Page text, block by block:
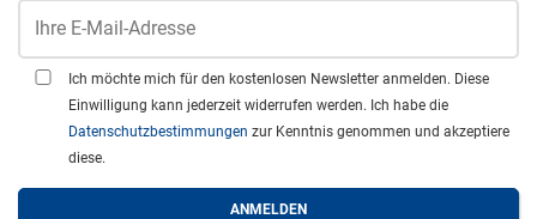
Ich möchte mich für den kostenlosen Newsletter anmelden. Diese
Einwilligung kann jederzeit widerrufen werden. Ich habe die
Datenschutzbestimmungen zur Kenntnis genommen und akzeptiere
diese.